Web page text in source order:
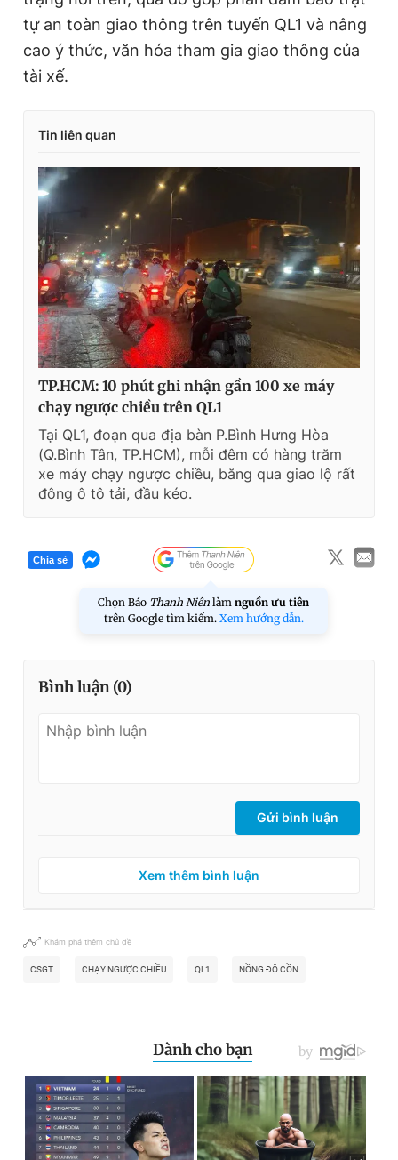
tự an toàn giao thông trên tuyến QL1 và nâng
cao ý thức, văn hóa tham gia giao thông của
tài xế.
Tin liên quan
TP.HCM: 10 phút ghi nhận gần 100 xe máy
chạy ngược chiều trên QL1
Tại QL1, đoạn qua địa bàn P.Bình Hưng Hòa
(Q.Bình Tân, TP.HCM), mỗi đêm có hàng trăm
xe máy chạy ngược chiều, băng qua giao lộ rất
đông ô tô tải, đầu kéo.
Chia sẻ
Chọn Báo Thanh Niên làm nguồn ưu tiên
trên Google tìm kiếm. Xem hướng dẫn.
Bình luận (0)
Gửi bình luận
Xem thêm bình luận
Khám phá thêm chủ đề
CSGT CHẠY NGƯỢC CHIỀU QL1 NỒNG ĐỘ CỒN